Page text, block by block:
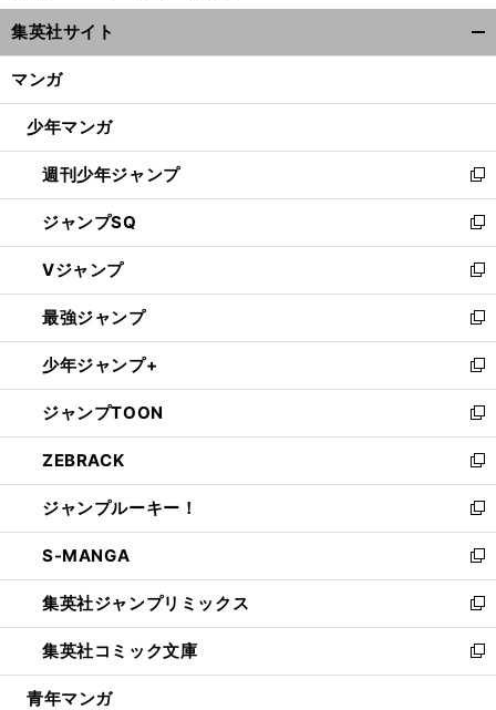
ウ
ィ
ン
ウ
開
く
集英社サイト
マンガ
少年マンガ
週刊少年ジャンプ
新
し
い
ウ
ィ
ン
ド
ウ
で
開
く
ジャンプSQ
新
し
い
ウ
ィ
ン
ド
ウ
で
開
く
Vジャンプ
新
し
い
ウ
ィ
ン
ド
ウ
で
開
く
最強ジャンプ
新
し
い
ウ
ィ
ン
ド
ウ
で
開
く
少年ジャンプ+
新
し
い
ウ
ィ
ン
ド
ウ
で
開
く
ジャンプTOON
新
し
い
ウ
ィ
ン
ド
ウ
で
開
く
ZEBRACK
新
し
い
ウ
ィ
ン
ド
ウ
で
開
ジャンプルーキー！
新
し
い
ウ
ィ
ン
ド
ウ
S-MANGA
新
し
い
ウ
ィ
ン
集英社ジャンプリミックス
新
し
い
ウ
集英社コミック文庫
新
し
青年マンガ